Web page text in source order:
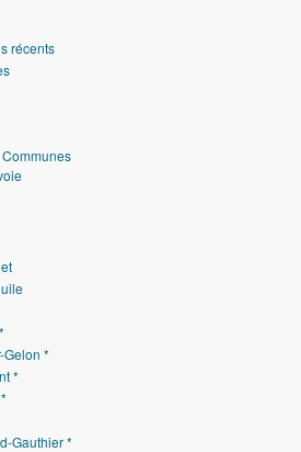
récents
Gelon *
*
Gauthier *